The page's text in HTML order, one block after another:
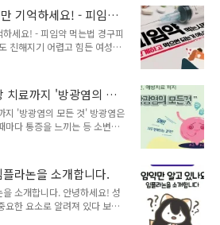
공률은 82%로 높은 편이지
있거나..
법에 대해 알아보도록 하겠습
수 없나요? 사후피임약은 의
전문의약품입니다. 진료 후 처
국에서 처방전 없이 구입이 불
아 실패했을 경우나 원치 않
습니다. 사후피임약을 처방받
, 어떤 방식..
기억하세요! - 피임약
세요! - 피임약 먹는법 경구피
친해지기 어렵고 힘든 여성호
이 까다롭고 제때 복용하지 않
니다. 피임약 그냥 관계 후 먹
은 분들이 '피임약 그냥 관계
고 생각하시는 겁니다. 경구
는 뜻으로 임신을 피하고 싶을
요즘은 피임을 위해서도 복용
불규칙한 생리를 조절하기 위
하..
치료까지 '방광염의 모
지 '방광염의 모든 것' 방광염은
마다 통증을 느끼는 등 소변을
이 대표적인데요. 한번 걸리
좋습니다. 이것이 방광염 증상
대해 먼저 알아보도록 하겠습
빈뇨증상 갑자기 소변이 확 마
증이 있는 배뇨통 증상 소변을
것 같은 잔뇨감 증상 치골 위
라논을 소개합니다.
소개합니다. 안녕하세요! 성
요한 요소로 알려져 있다 보니
있어요.그렇기 때문에 올바